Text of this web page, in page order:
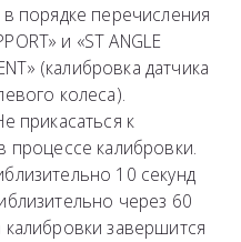
порядке перечисления
и «ST ANGLE
(калибровка датчика
колеса).
прикасаться к
процессе калибровки.
10 секунд
через 60
калибровки завершится